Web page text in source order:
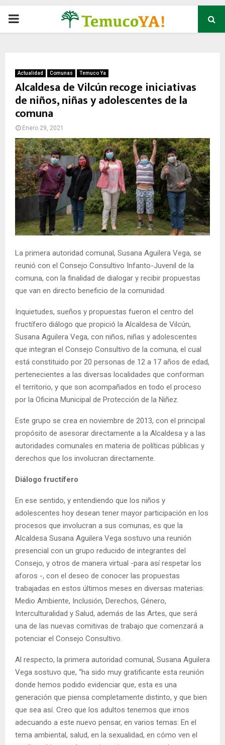
P
M
A
R
Y
E
N
U
Actualidad Comunas Temuco Ya
Alcaldesa de Vilcún recoge iniciativas
de niños, niñas y adolescentes de la
comuna
Enero 29, 2021
La primera autoridad comunal, Susana Aguilera Vega, se
reunió con el Consejo Consultivo Infanto-Juvenil de la
comuna, con la finalidad de dialogar y recibir propuestas
que van en directo beneficio de la comunidad.
Inquietudes, sueños y propuestas fueron el centro del
fructífero diálogo que propició la Alcaldesa de Vilcún,
Susana Aguilera Vega, con niños, niñas y adolescentes
que integran el Consejo Consultivo de la comuna, el cual
está constituido por 20 personas de 12 a 17 años de edad,
pertenecientes a las diversas localidades que conforman
el territorio, y que son acompañados en todo el proceso
por la Oficina Municipal de Protección de la Niñez.
Este grupo se crea en noviembre de 2013, con el principal
propósito de asesorar directamente a la Alcaldesa y a las
autoridades comunales en materia de políticas públicas y
derechos que los involucran directamente.
Diálogo fructífero
En ese sentido, y entendiendo que los niños y
adolescentes hoy desean tener mayor participación en los
procesos que involucran a sus comunas, es que la
Alcaldesa Susana Aguilera Vega sostuvo una reunión
presencial con un grupo reducido de integrantes del
Consejo, y otros de manera virtual -para así respetar los
aforos -, con el deseo de conocer las propuestas
trabajadas en estos últimos meses en diversas materias:
Medio Ambiente, Inclusión, Derechos, Género,
Interculturalidad y Salud, además de las Artes, que será
una de las nuevas comitivas de trabajo que comenzará a
potenciar el Consejo Consultivo.
Al respecto, la primera autoridad comunal, Susana Aguilera
Vega sostuvo que, “ha sido muy gratificante esta reunión
donde hemos podido evidenciar que, esta es una
generación que piensa completamente distinto, y que bien
que sea así. Creo que los adultos tenemos que irnos
adecuando a este nuevo pensar, en varios temas: En el
tema ambiental, salud, en la sexualidad, en cómo ven el